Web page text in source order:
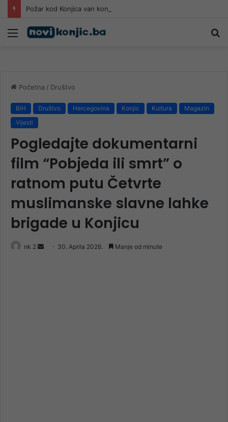
Meni
Početna / Društvo
BiH Društvo Hercegovina Konjic Kultura
Magazin
Vijesti
Pogledajte dokumentarni
film “Pobjeda ili smrt” o
ratnom putu Četvrte
muslimanske slavne lahke
brigade u Konjicu
nk 2
Send 30. Aprila 2026. Manje od minute